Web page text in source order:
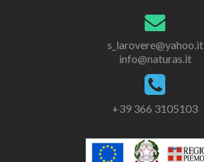
s_larovere@yahoo.it
info@naturas.it
+39 366 3105103